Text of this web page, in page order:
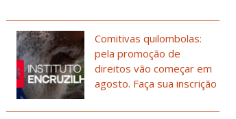
Comitivas quilombolas:
pela promoção de
direitos vão começar em
agosto. Faça sua inscrição